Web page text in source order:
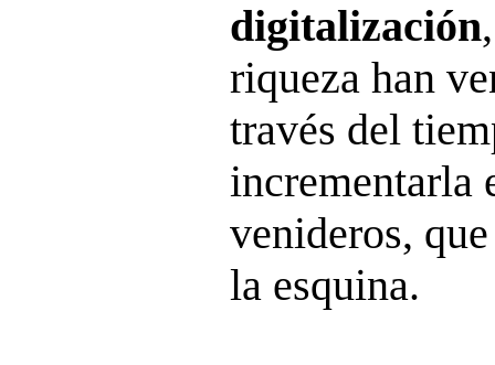
digitalización
riqueza han
través del
incrementarla
venideros,
la esquina.